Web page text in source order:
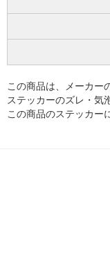
この商品は、メーカー
ステッカーのズレ・気
この商品のステッカー